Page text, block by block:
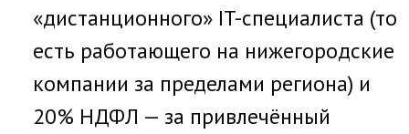
«дистанционного» IT-специалиста (то
есть работающего на нижегородские
компании за пределами региона) и
20% НДФЛ — за привлечённый